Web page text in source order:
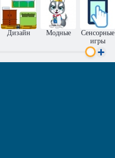
Дизайн Модные
Сенсорные
игры